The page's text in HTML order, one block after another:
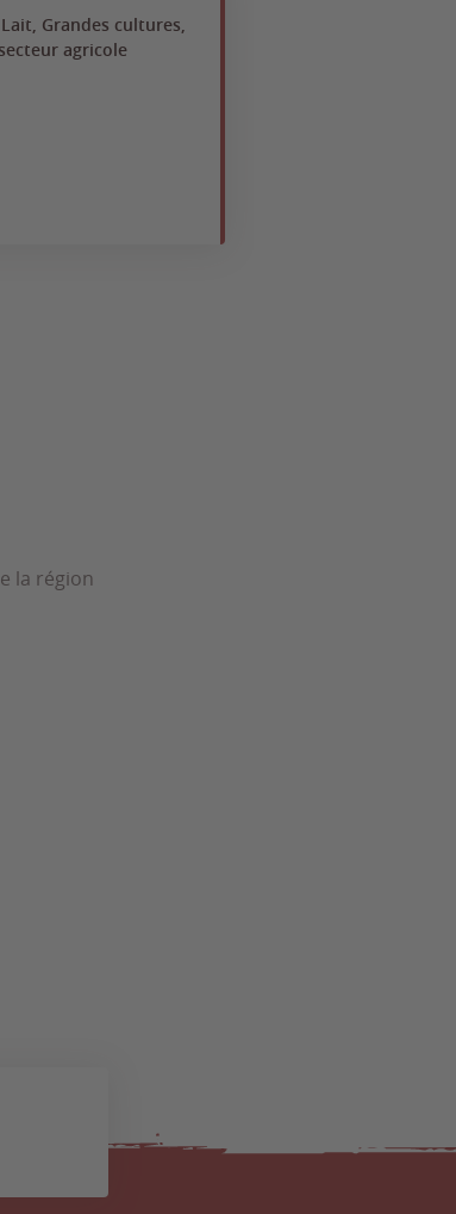
Grandes cultures,
agricole
la région